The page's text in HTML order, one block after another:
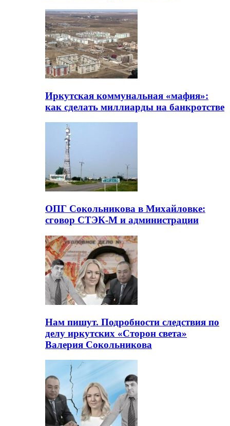
Иркутская коммунальная «мафия»:
как сделать миллиарды на банкротстве
ОПГ Сокольникова в Михайловке:
сговор СТЭК-М и администрации
Нам пишут. Подробности следствия по
делу иркутских «Сторон света»
Валерия Сокольникова